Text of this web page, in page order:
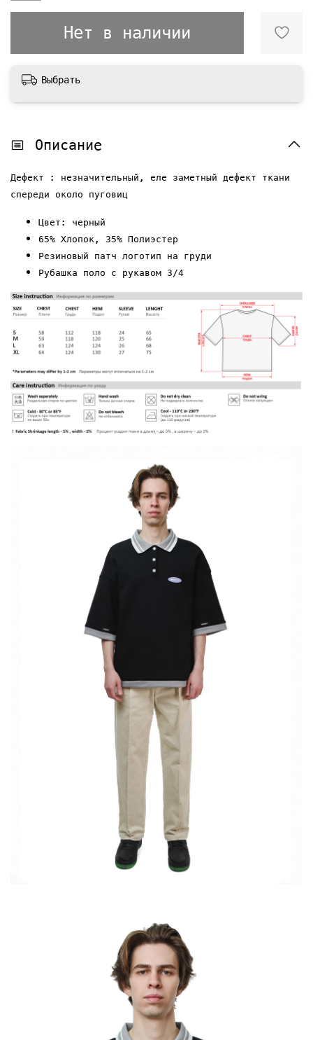
Нет в наличии
Выбрать
Описание
Дефект : незначительный, еле заметный дефект ткани
спереди около пуговиц
Цвет: черный
65% Хлопок, 35% Полиэстер
Резиновый патч логотип на груди
Рубашка поло с рукавом 3/4